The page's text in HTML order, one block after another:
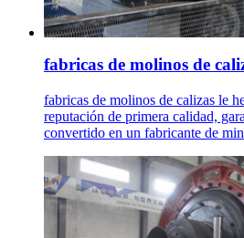
fabricas de molinos de
fabricas de molinos de calizas le
reputación de primera calidad,
convertido en un fabricante de